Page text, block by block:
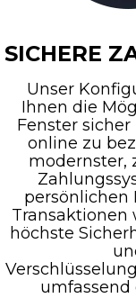
SICHERE
Unser
Ihnen die
Fenster
online zu
modernster,
persönlichen
Transaktionen
höchste
umfassend